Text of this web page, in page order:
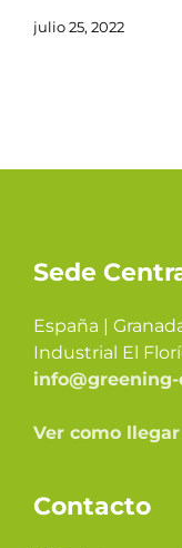
julio 25, 2022
Sede
España |
Industrial El
info@greening-
Ver como llegar
Contacto